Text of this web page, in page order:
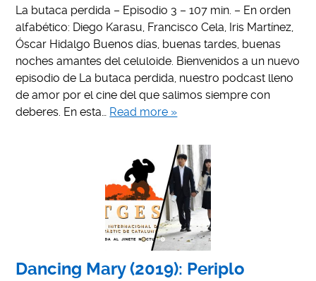
La butaca perdida – Episodio 3 – 107 min. – En orden
alfabético: Diego Karasu, Francisco Cela, Iris Martínez,
Óscar Hidalgo Buenos días, buenas tardes, buenas
noches amantes del celuloide. Bienvenidos a un nuevo
episodio de La butaca perdida, nuestro podcast lleno
de amor por el cine del que salimos siempre con
deberes. En esta… Read more »
Dancing Mary (2019): Periplo